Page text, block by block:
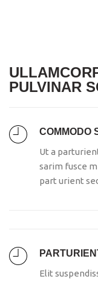
PULVINAR
COMMODO
Ut a
sarim fusce
part urient
Elit